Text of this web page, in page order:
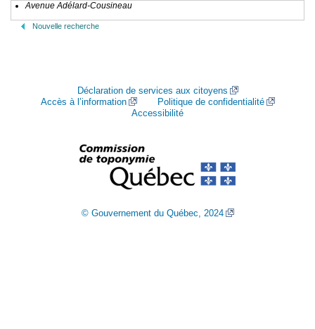
Avenue Adélard-Cousineau
Nouvelle recherche
Déclaration de services aux citoyens
Accès à l’information
Politique de confidentialité
Accessibilité
© Gouvernement du Québec, 2024